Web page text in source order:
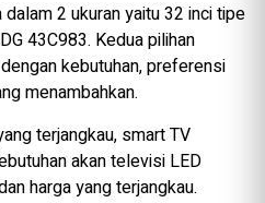
2 ukuran yaitu 32 inci tipe
43C983. Kedua pilihan
kebutuhan, preferensi
menambahkan.
terjangkau, smart TV
akan televisi LED
harga yang terjangkau.